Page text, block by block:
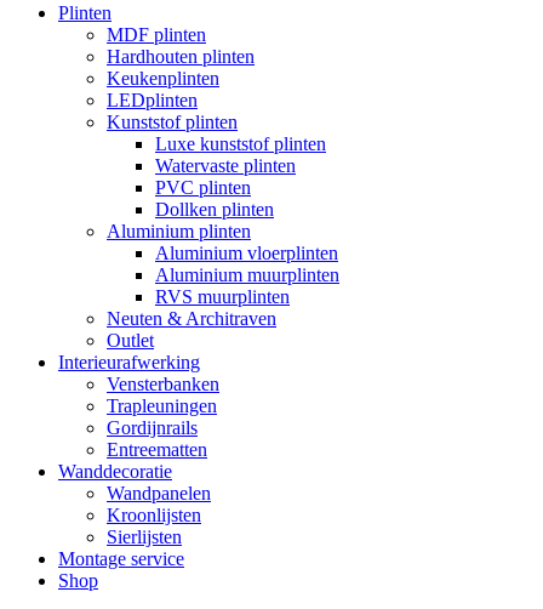
Plinten
MDF plinten
Hardhouten plinten
Keukenplinten
LEDplinten
Kunststof plinten
Luxe kunststof plinten
Watervaste plinten
PVC plinten
Dollken plinten
Aluminium plinten
Aluminium vloerplinten
Aluminium muurplinten
RVS muurplinten
Neuten & Architraven
Outlet
Interieurafwerking
Vensterbanken
Trapleuningen
Gordijnrails
Entreematten
Wanddecoratie
Wandpanelen
Kroonlijsten
Sierlijsten
Montage service
Shop